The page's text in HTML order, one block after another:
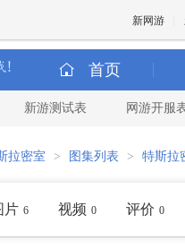
新网游
首页
新游测试表 网游开服
拉密室 > 图集列表 > 特斯拉
片 6 视频 0 评价 0